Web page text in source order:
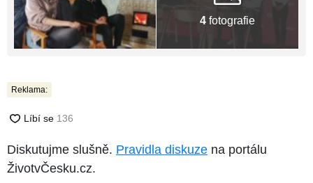
4 fotografie
Reklama:
Diskutujme slušně. Pravidla diskuze na portálu
ŽivotvČesku.cz.